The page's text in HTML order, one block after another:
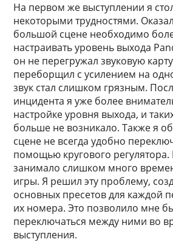
На первом же выступлении я
некоторыми трудностями.
большой сцене необходимо
настраивать уровень выхода
он не перегружал звуковую
переборщил с усилением на
звук стал слишком грязным.
инцидента я уже более
настройке уровня выхода, и
больше не возникало. Также я
сцене не всегда удобно
помощью кругового регулятора.
занимало слишком много
игры. Я решил эту проблему,
основных пресетов для каждой
их номера. Это позволило мне
переключаться между ними во
выступления.